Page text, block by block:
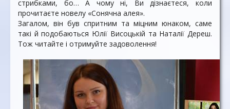
стрибками, бо… А чому ні, Ви дізнаєтеся, коли
прочитаєте новелу «Сонячна алея».
Загалом, він був спритним та міцним юнаком, саме
такі й подобаються Юлії Висоцькій та Наталії Дереш.
Тож читайте і отримуйте задоволення!